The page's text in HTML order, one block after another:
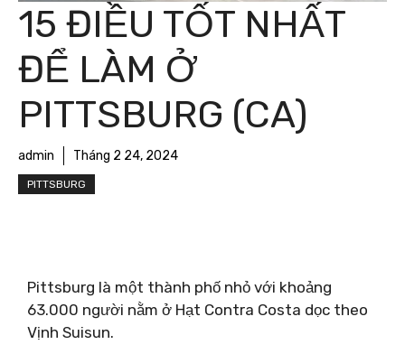
15 ĐIỀU TỐT NHẤT
ĐỂ LÀM Ở
PITTSBURG (CA)
admin Tháng 2 24, 2024
PITTSBURG
Pittsburg là một thành phố nhỏ với khoảng
63.000 người nằm ở Hạt Contra Costa dọc theo
Vịnh Suisun.